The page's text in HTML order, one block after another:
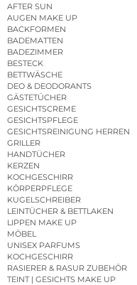
AFTER SUN
AUGEN MAKE UP
BACKFORMEN
BADEMATTEN
BADEZIMMER
BESTECK
BETTWÄSCHE
DEO & DEODORANTS
GÄSTETÜCHER
GESICHTSCREME
GESICHTSPFLEGE
GESICHTSREINIGUNG HERREN
GRILLER
HANDTÜCHER
KERZEN
KOCHGESCHIRR
KÖRPERPFLEGE
KUGELSCHREIBER
LEINTÜCHER & BETTLAKEN
LIPPEN MAKE UP
MÖBEL
UNISEX PARFUMS
KOCHGESCHIRR
RASIERER & RASUR ZUBEHÖR
TEINT | GESICHTS MAKE UP